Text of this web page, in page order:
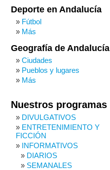
Deporte en Andalucía
Fútbol
Más
Geografía de Andalucía
Ciudades
Pueblos y lugares
Más
Nuestros programas
DIVULGATIVOS
ENTRETENIMIENTO Y
FICCIÓN
INFORMATIVOS
DIARIOS
SEMANALES